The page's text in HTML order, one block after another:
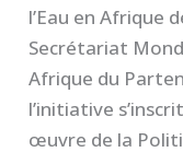
l’Eau en Afrique
Secrétariat
Afrique du
l’initiative
œuvre de la